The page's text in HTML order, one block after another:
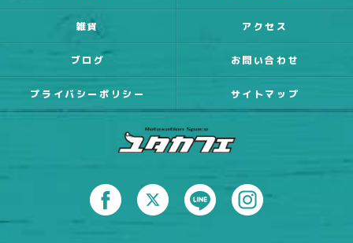
雑貨 アクセス
ブログ お問い合わせ
プライバシーポリシー サイトマップ